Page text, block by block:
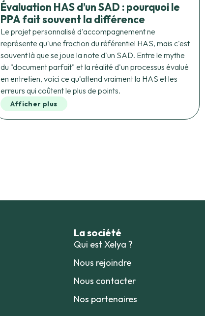
Évaluation HAS d’un SAD : pourquoi le
PPA fait souvent la différence
Le projet personnalisé d'accompagnement ne
représente qu'une fraction du référentiel HAS, mais c'est
souvent là que se joue la note d'un SAD. Entre le mythe
du "document parfait" et la réalité d'un processus évalué
en entretien, voici ce qu'attend vraiment la HAS et les
erreurs qui coûtent le plus de points.
Afficher plus
La société
Qui est Xelya ?
Nous rejoindre
Nous contacter
Nos partenaires